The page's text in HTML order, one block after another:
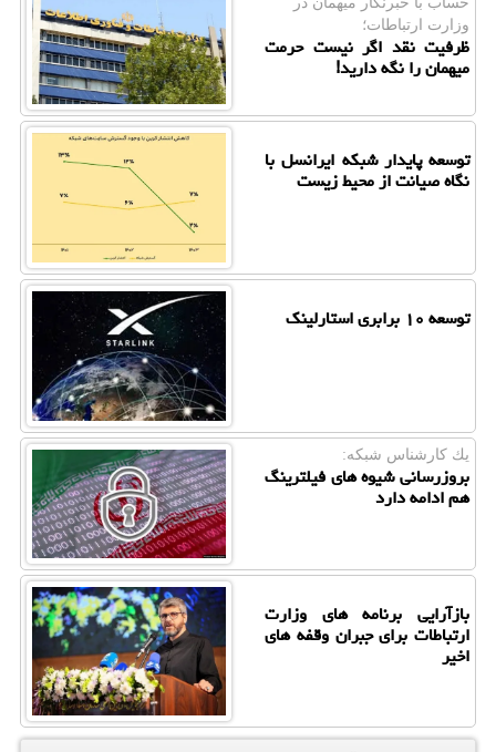
وزارت ارتباطات؛
ظرفیت نقد اگر نیست حرمت
میهمان را نگه دارید!
توسعه پایدار شبکه ایرانسل با
نگاه صیانت از محیط زیست
توسعه ۱۰ برابری استارلینک
یك كارشناس شبكه:
بروزرسانی شیوه های فیلترینگ
هم ادامه دارد
بازآرایی برنامه های وزارت
ارتباطات برای جبران وقفه های
اخیر